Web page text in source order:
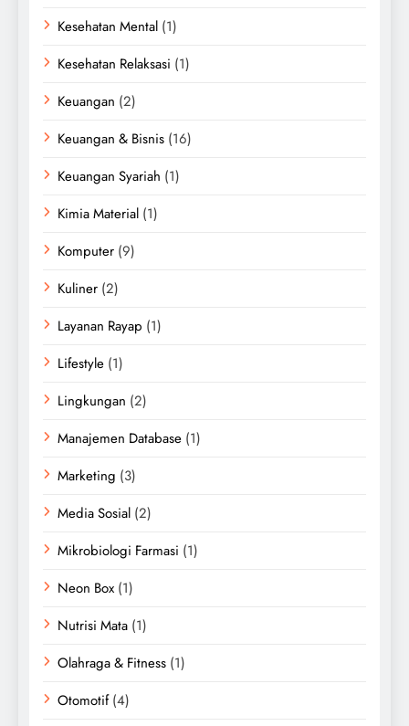
Kesehatan Mental (1)
Kesehatan Relaksasi (1)
Keuangan (2)
Keuangan & Bisnis (16)
Keuangan Syariah (1)
Kimia Material (1)
Komputer (9)
Kuliner (2)
Layanan Rayap (1)
Lifestyle (1)
Lingkungan (2)
Manajemen Database (1)
Marketing (3)
Media Sosial (2)
Mikrobiologi Farmasi (1)
Neon Box (1)
Nutrisi Mata (1)
Olahraga & Fitness (1)
Otomotif(4)